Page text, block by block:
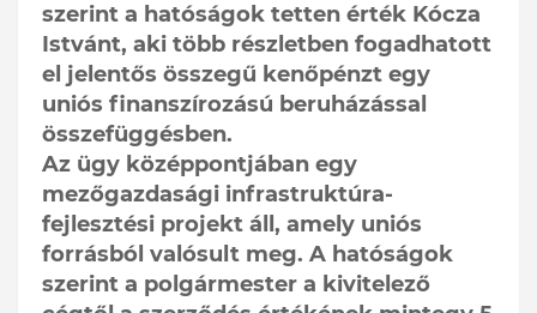
szerint a hatóságok tetten érték Kócza
Istvánt, aki több részletben fogadhatott
el jelentős összegű kenőpénzt egy
uniós finanszírozású beruházással
összefüggésben.
Az ügy középpontjában egy
mezőgazdasági infrastruktúra-
fejlesztési projekt áll, amely uniós
forrásból valósult meg. A hatóságok
szerint a polgármester a kivitelező